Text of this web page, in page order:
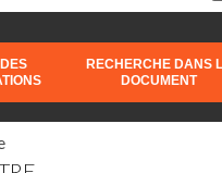
RECHERCHE DANS
DOCUMENT